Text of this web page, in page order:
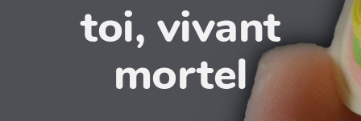
toi, vivant
mortel